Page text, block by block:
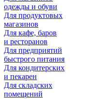
одежды и обуви
Для продуктовых
магазинов
Для кафе, баров
и ресторанов
Для предприятий
быстрого питания
Для кондитерских
и пекарен
Для складских
помещений